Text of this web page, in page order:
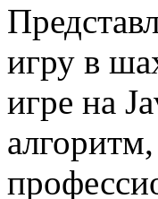
игру в
игре на